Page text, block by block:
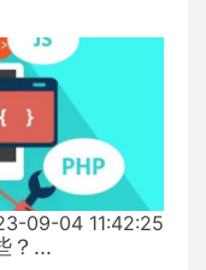
09-04 11:42:25
？...